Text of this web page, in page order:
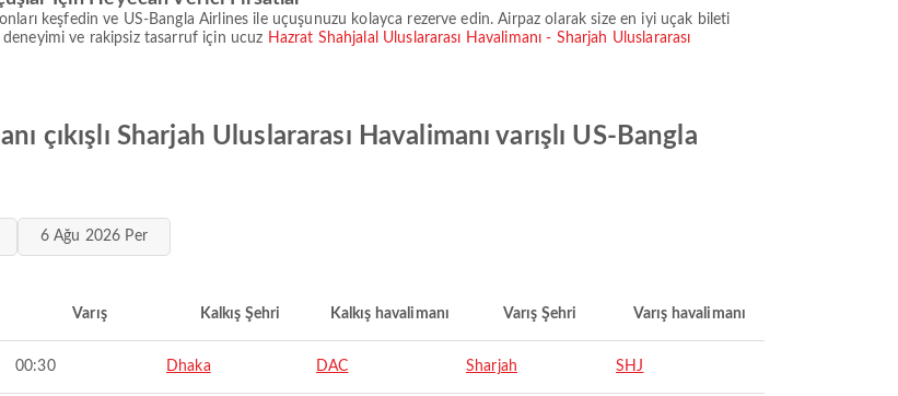
keşfedin ve US-Bangla Airlines ile uçuşunuzu kolayca rezerve edin. Airpaz olarak size en iyi uçak bileti
ve rakipsiz tasarruf için ucuz Hazrat Shahjalal Uluslararası Havalimanı - Sharjah Uluslararası
çıkışlı Sharjah Uluslararası Havalimanı varışlı US-Bangla
6 Ağu 2026 Per
Varış Kalkış Şehri Kalkış havalimanı Varış Şehri Varış havalimanı
00:30 Dhaka DAC Sharjah SHJ